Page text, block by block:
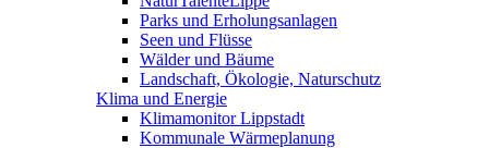
Parks und Erholungsanlagen
Seen und Flüsse
Wälder und Bäume
Landschaft, Ökologie, Naturschutz
Klima und Energie
Klimamonitor Lippstadt
Kommunale Wärmeplanung